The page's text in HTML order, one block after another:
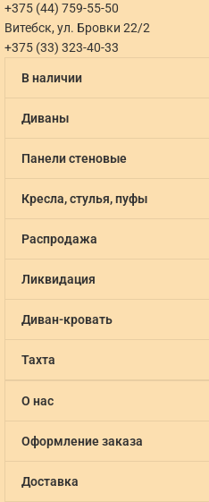
+375 (44) 759-55-50
Витебск, ул. Бровки 22/2
+375 (33) 323-40-33
В наличии
Диваны
Панели стеновые
Кресла, стулья, пуфы
Распродажа
Ликвидация
Диван-кровать
Тахта
О нас
Оформление заказа
Доставка